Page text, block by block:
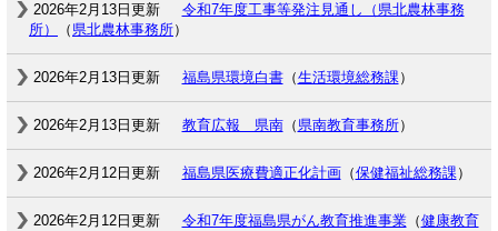
2026年2月13日更新
令和7年度工事等発注見通し（県北農林事務
所）
（ 県北農林事務所）
2026年2月13日更新 福島県環境白書（生活環境総務課）
2026年2月13日更新 教育広報 県南（ 県南教育事務所）
2026年2月12日更新 福島県医療費適正化計画（保健福祉総務課）
2026年2月12日更新 令和7年度福島県がん教育推進事業（健康教育